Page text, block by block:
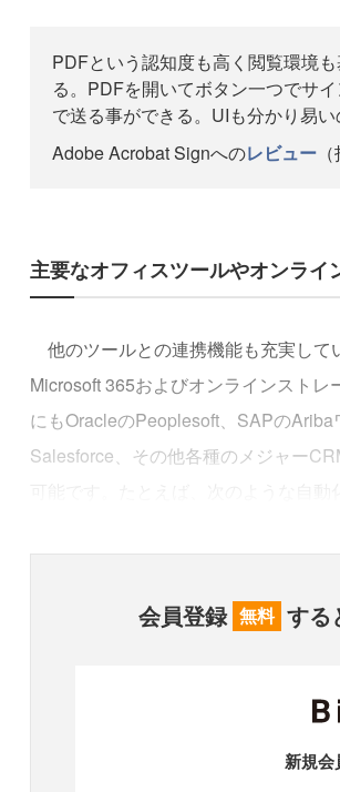
PDFという認知度も高く閲覧環境
る。PDFを開いてボタン一つでサ
で送る事ができる。UIも分かり易
Adobe Acrobat Signへのレビュー
主要なオフィスツールやオンラ
他のツールとの連携機能も充実して
Microsoft 365およびオンラインスト
にもOracleのPeoplesoft、SAPのAriba
Salesforce、その他各種のメジャー
会員登録 無料 する
新規会